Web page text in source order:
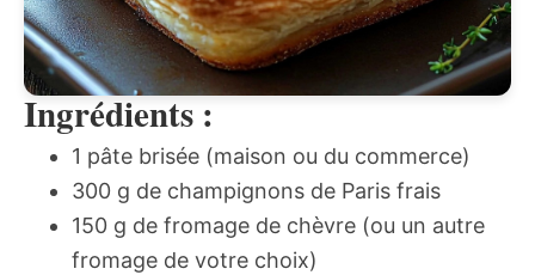
Ingrédients :
1 pâte brisée (maison ou du commerce)
300 g de champignons de Paris frais
150 g de fromage de chèvre (ou un autre
fromage de votre choix)